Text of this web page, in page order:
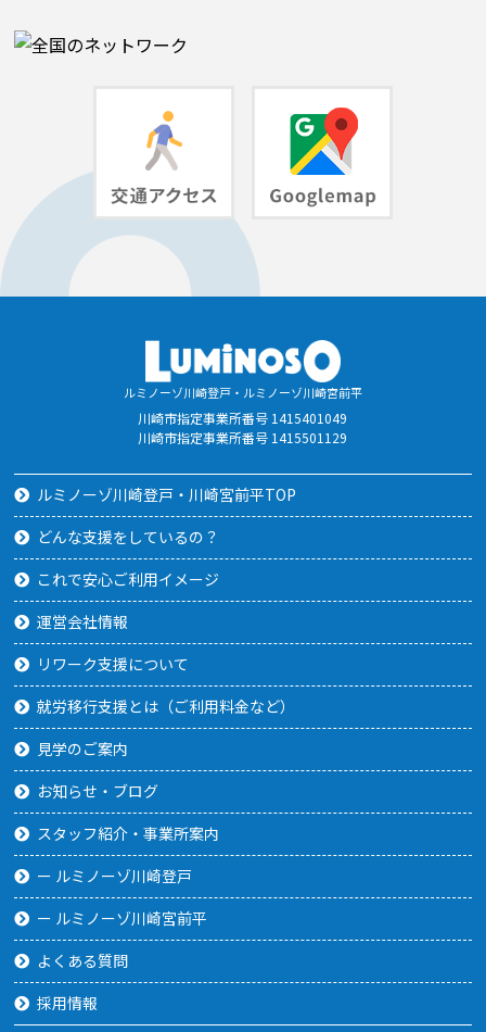
ルミノーゾ川崎登戸・ルミノーゾ川崎宮前平
川崎市指定事業所番号 1415401049
川崎市指定事業所番号 1415501129
ルミノーゾ川崎登戸・川崎宮前平TOP
どんな支援をしているの？
これで安心ご利用イメージ
運営会社情報
リワーク支援について
就労移行支援とは（ご利用料金など）
見学のご案内
お知らせ・ブログ
スタッフ紹介・事業所案内
ー ルミノーゾ川崎登戸
ー ルミノーゾ川崎宮前平
よくある質問
採用情報